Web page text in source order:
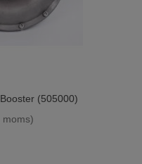
(505000)
moms)